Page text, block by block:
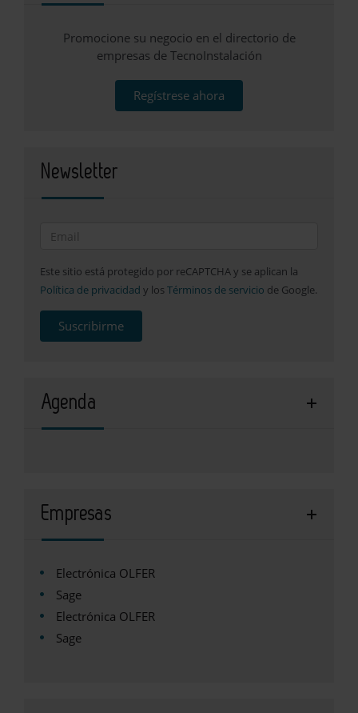
Promocione su negocio en el directorio de
empresas de TecnoInstalación
Regístrese ahora
Newsletter
Este sitio está protegido por reCAPTCHA y se aplican la
Política de privacidad y los Términos de servicio de Google.
Suscribirme
Agenda
Empresas
Electrónica OLFER
Sage
Electrónica OLFER
Sage